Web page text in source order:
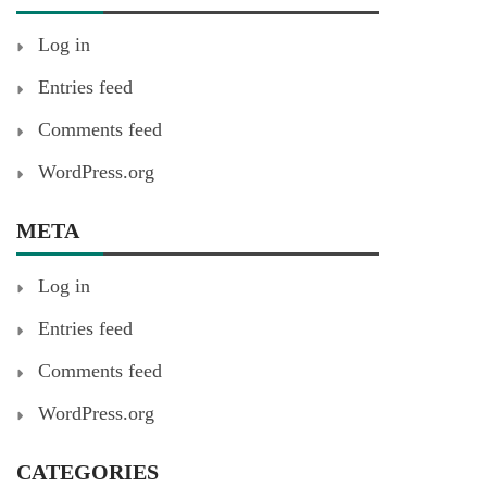
Log in
Entries feed
Comments feed
WordPress.org
META
Log in
Entries feed
Comments feed
WordPress.org
CATEGORIES